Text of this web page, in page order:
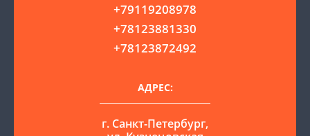
+79119208978
+78123881330
+78123872492
АДРЕС:
г. Санкт-Петербург,